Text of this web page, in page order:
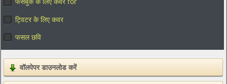
ट्विटर के लिए कवर
फसल छवि
वॉलपेपर डाउनलोड करें